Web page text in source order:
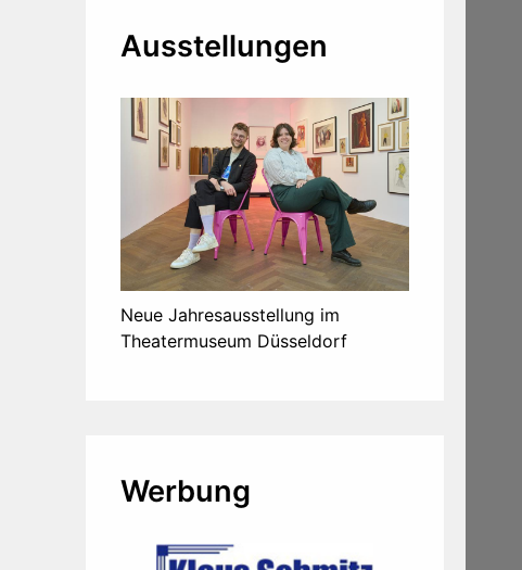
Ausstellungen
Neue Jahresausstellung im
Theatermuseum Düsseldorf
Werbung